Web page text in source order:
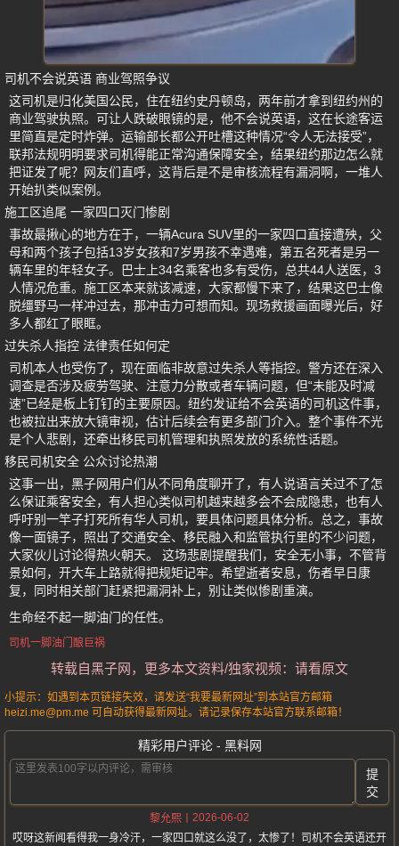
司机不会说英语 商业驾照争议
这司机是归化美国公民，住在纽约史丹顿岛，两年前才拿到纽约州的
商业驾驶执照。可让人跌破眼镜的是，他不会说英语，这在长途客运
里简直是定时炸弹。运输部长都公开吐槽这种情况“令人无法接受”，
联邦法规明明要求司机得能正常沟通保障安全，结果纽约那边怎么就
把证发了呢？网友们直呼，这背后是不是审核流程有漏洞啊，一堆人
开始扒类似案例。
施工区追尾 一家四口灭门惨剧
事故最揪心的地方在于，一辆Acura SUV里的一家四口直接遭殃，父
母和两个孩子包括13岁女孩和7岁男孩不幸遇难，第五名死者是另一
辆车里的年轻女子。巴士上34名乘客也多有受伤，总共44人送医，3
人情况危重。施工区本来就该减速，大家都慢下来了，结果这巴士像
脱缰野马一样冲过去，那冲击力可想而知。现场救援画面曝光后，好
多人都红了眼眶。
过失杀人指控 法律责任如何定
司机本人也受伤了，现在面临非故意过失杀人等指控。警方还在深入
调查是否涉及疲劳驾驶、注意力分散或者车辆问题，但“未能及时减
速”已经是板上钉钉的主要原因。纽约发证给不会英语的司机这件事，
也被拉出来放大镜审视，估计后续会有更多部门介入。整个事件不光
是个人悲剧，还牵出移民司机管理和执照发放的系统性话题。
移民司机安全 公众讨论热潮
这事一出，黑子网用户们从不同角度聊开了，有人说语言关过不了怎
么保证乘客安全，有人担心类似司机越来越多会不会成隐患，也有人
呼吁别一竿子打死所有华人司机，要具体问题具体分析。总之，事故
像一面镜子，照出了交通安全、移民融入和监管执行里的不少问题，
大家伙儿讨论得热火朝天。 这场悲剧提醒我们，安全无小事，不管背
景如何，开大车上路就得把规矩记牢。希望逝者安息，伤者早日康
复，同时相关部门赶紧把漏洞补上，别让类似惨剧重演。
生命经不起一脚油门的任性。
司机一脚油门酿巨祸
转载自黑子网，更多本文资料/独家视频：请看原文
小提示：如遇到本页链接失效，请发送“我要最新网址”到本站官方邮箱
heizi.me@pm.me 可自动获得最新网址。请记录保存本站官方联系邮箱！
精彩用户评论 - 黑料网
提
交
黎允熙
2026-06-02
哎呀这新闻看得我一身冷汗，一家四口就这么没了，太惨了！司机不会英语还开